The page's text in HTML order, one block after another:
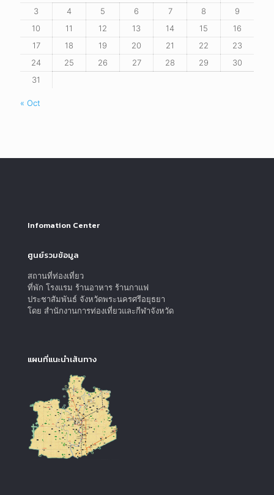
3
4 5 6 7 8
9
10
11 12 13 14 15
16
17
18 19 20 21 22
23
24
25 26 27 28 29
30
31
« Oct
Infomation Center
ศูนย์รวมข้อมูล
สถานที่ท่องเที่ยว
ที่พัก โรงแรม ร้านอาหาร ร้านกาแฟ
ประชาสัมพันธ์ จังหวัดพระนครศรีอยุธยา
โดย สำนักงานการท่องเที่ยวและกีฬาจังหวัด
แผนที่แนะนำเส้นทาง